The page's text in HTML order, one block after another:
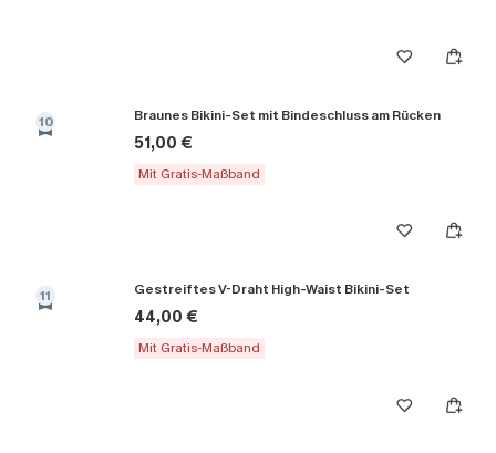
10 Braunes Bikini-Set mit Bindeschluss am Rücken
51,00 €
Mit Gratis-Maßband
11 Gestreiftes V-Draht High-Waist Bikini-Set
44,00 €
Mit Gratis-Maßband